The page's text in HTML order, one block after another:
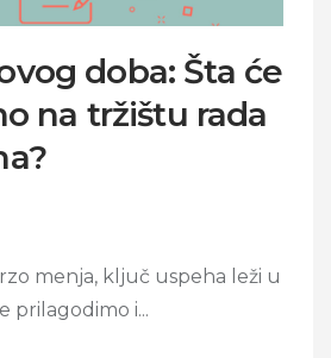
doba: Šta će
na tržištu rada
menja, ključ uspeha leži u
prilagodimo i...